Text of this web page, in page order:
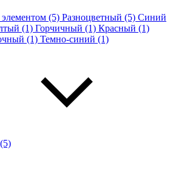
(5) Разноцветный (5) Синий
(1) Горчичный (1) Красный (1)
(1) Темно-синий (1)